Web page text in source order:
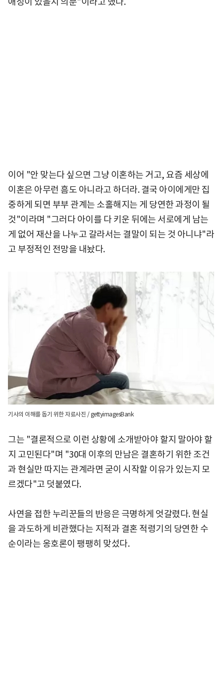
이어 "안 맞는다 싶으면 그냥 이혼하는 거고, 요즘 세상에
이혼은 아무런 흠도 아니라고 하더라. 결국 아이에게만 집
중하게 되면 부부 관계는 소홀해지는 게 당연한 과정이 될
것"이라며 "그러다 아이를 다 키운 뒤에는 서로에게 남는
게 없어 재산을 나누고 갈라서는 결말이 되는 것 아니냐"라
고 부정적인 전망을 내놨다.
기사의 이해를 돕기 위한 자료사진 / gettyimagesBank
그는 "결론적으로 이런 상황에 소개받아야 할지 말아야 할
지 고민된다"며 "30대 이후의 만남은 결혼하기 위한 조건
과 현실만 따지는 관계라면 굳이 시작할 이유가 있는지 모
르겠다"고 덧붙였다.
사연을 접한 누리꾼들의 반응은 극명하게 엇갈렸다. 현실
을 과도하게 비관했다는 지적과 결혼 적령기의 당연한 수
순이라는 옹호론이 팽팽히 맞섰다.